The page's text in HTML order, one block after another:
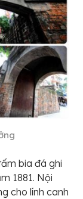
bia đá ghi
1881. Nội
cho lính canh